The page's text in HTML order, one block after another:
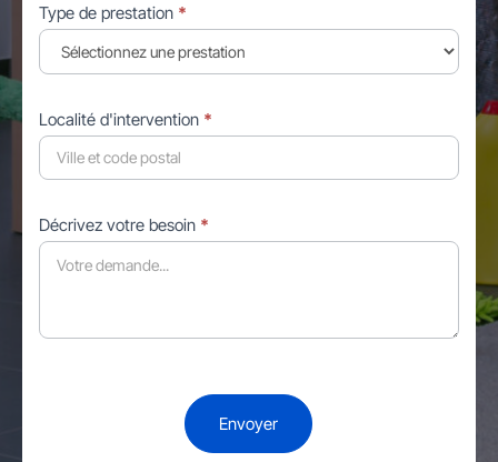
Type de prestation *
Localité d'intervention *
Décrivez votre besoin *
Envoyer